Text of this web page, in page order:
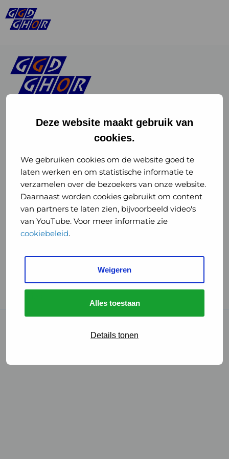
Deze website maakt gebruik van
cookies.
We gebruiken cookies om de website goed te
laten werken en om statistische informatie te
verzamelen over de bezoekers van onze website.
Daarnaast worden cookies gebruikt om content
van partners te laten zien, bijvoorbeeld video's
van YouTube. Voor meer informatie zie
cookiebeleid.
Weigeren
Alles toestaan
Details tonen
of
GGD
GHOR
Nederland
Instagram
of
GGD
GHOR
Nederland
GGD Reizen op social media
GGD Reizen
GGD Reisvaccinaties